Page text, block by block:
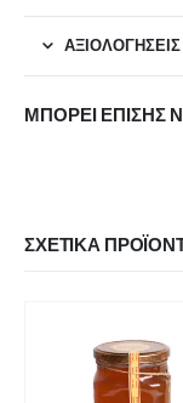
ΜΠΟΡΕΊ ΕΠΊΣΗΣ
ΣΧΕΤΙΚΆ